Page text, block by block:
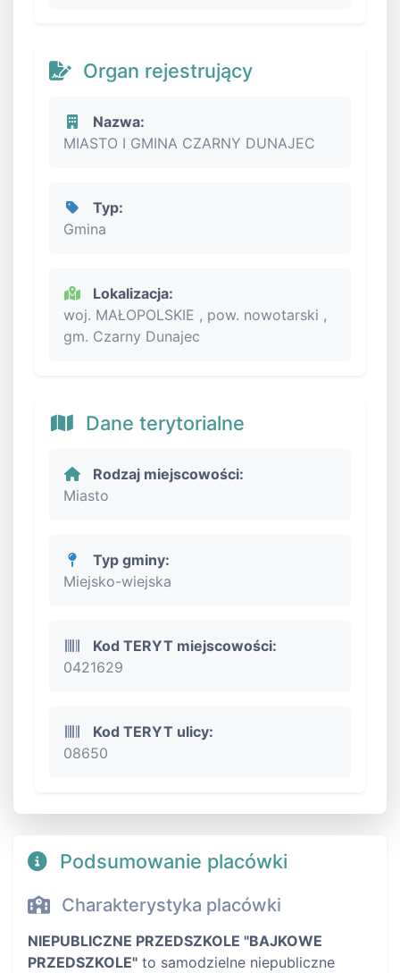
Organ rejestrujący
Nazwa:
MIASTO I GMINA CZARNY DUNAJEC
Typ:
Gmina
Lokalizacja:
woj. MAŁOPOLSKIE , pow. nowotarski ,
gm. Czarny Dunajec
Dane terytorialne
Rodzaj miejscowości:
Miasto
Typ gminy:
Miejsko-wiejska
Kod TERYT miejscowości:
0421629
Kod TERYT ulicy:
08650
Podsumowanie placówki
Charakterystyka placówki
NIEPUBLICZNE PRZEDSZKOLE "BAJKOWE
PRZEDSZKOLE" to samodzielne niepubliczne